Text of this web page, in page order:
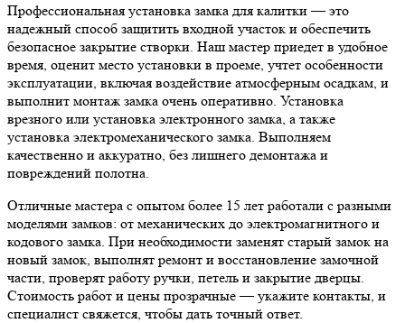
Профессиональная установка замка для калитки — это
надежный способ защитить входной участок и обеспечить
безопасное закрытие створки. Наш мастер приедет в удобное
время, оценит место установки в проеме, учтет особенности
эксплуатации, включая воздействие атмосферным осадкам, и
выполнит монтаж замка очень оперативно. Установка
врезного или установка электронного замка, а также
установка электромеханического замка. Выполняем
качественно и аккуратно, без лишнего демонтажа и
повреждений полотна.
Отличные мастера с опытом более 15 лет работали с разными
моделями замков: от механических до электромагнитного и
кодового замка. При необходимости заменят старый замок на
новый замок, выполнят ремонт и восстановление замочной
части, проверят работу ручки, петель и закрытие дверцы.
Стоимость работ и цены прозрачные — укажите контакты, и
специалист свяжется, чтобы дать точный ответ.